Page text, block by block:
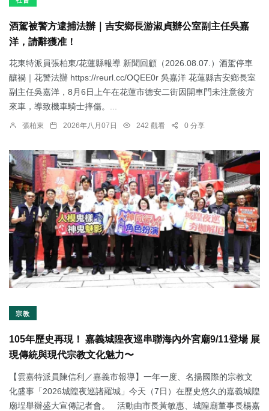
酒駕被警方逮捕法辦｜吉安鄉長游淑貞辦公室副主任吳嘉
洋，請辭獲准！
花東特派員張柏東/花蓮縣報導 新聞回顧（2026.08.07.）酒駕停車
釀禍｜花警法辦 https://reurl.cc/OQEE0r 吳嘉洋 花蓮縣吉安鄉長室
副主任吳嘉洋，8月6日上午在花蓮市德安二街因開車門未注意後方
來車，導致機車騎士摔傷。...
張柏東 2026年八月07日 242 觀看 0 分享
宗教
105年歷史再現！ 嘉義城隍夜巡串聯海內外宮廟9/11登場 展
現傳統與現代宗教文化魅力〜
【雲嘉特派員陳信利／嘉義市報導】一年一度、名揚國際的宗教文
化盛事「2026城隍夜巡諸羅城」今天（7日）在歷史悠久的嘉義城隍
廟埕舉辦盛大宣傳記者會。 活動由市長黃敏惠、城隍廟董事長楊嘉